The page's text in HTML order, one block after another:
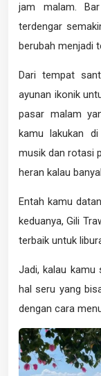
jam malam.
terdengar
berubah menjadi
Dari tempat
ayunan ikonik
pasar malam
kamu lakukan
musik dan rotasi
heran kalau
Entah kamu
keduanya, Gili
terbaik untuk
Jadi, kalau kamu
hal seru yang
dengan cara